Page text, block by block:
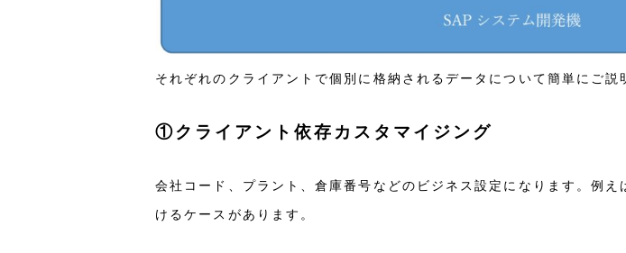
それぞれのクライアントで個別に格納されるデータについて簡単にご説
①クライアント依存カスタマイジング
会社コード、プラント、倉庫番号などのビジネス設定になります。例
けるケースがあります。